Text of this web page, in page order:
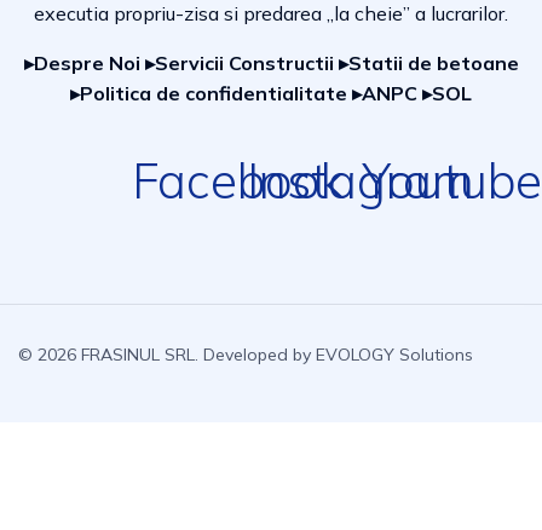
executia propriu-zisa si predarea „la cheie” a lucrarilor.
▸Despre Noi ▸Servicii Constructii ▸Statii de betoane
▸Politica de confidentialitate ▸ANPC ▸SOL
FacebookInstagram
Youtube
© 2026 FRASINUL SRL. Developed by EVOLOGY Solutions